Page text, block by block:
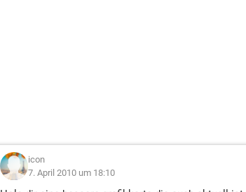
icon
7. April 2010 um 18:10